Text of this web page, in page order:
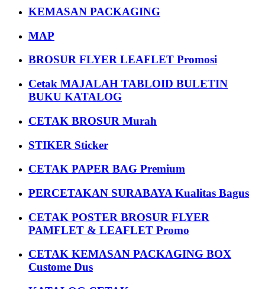
KEMASAN PACKAGING
MAP
BROSUR FLYER LEAFLET Promosi
Cetak MAJALAH TABLOID BULETIN
BUKU KATALOG
CETAK BROSUR Murah
STIKER Sticker
CETAK PAPER BAG Premium
PERCETAKAN SURABAYA Kualitas Bagus
CETAK POSTER BROSUR FLYER
PAMFLET & LEAFLET Promo
CETAK KEMASAN PACKAGING BOX
Custome Dus